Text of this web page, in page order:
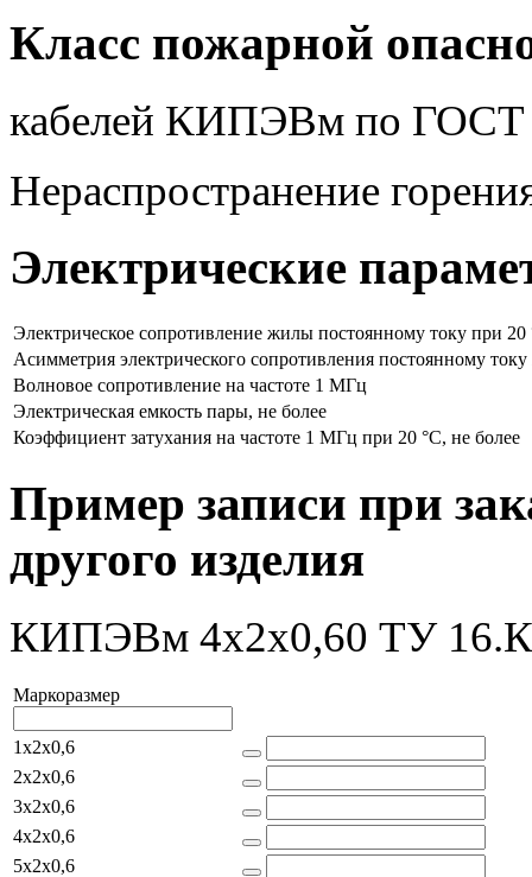
Класс пожарной
кабелей КИПЭВм по
Нераспространение
Электрические
Электрическое сопротивление жилы постоянному току при 20
Асимметрия электрического сопротивления постоянному
Волновое сопротивление на частоте 1 МГц
Электрическая емкость пары, не более
Коэффициент затухания на частоте 1 МГц при 20 °C, не более
Пример записи при
другого изделия
КИПЭВм 4x2x0,60 ТУ
Маркоразмер
1x2x0,6
2x2x0,6
3x2x0,6
4x2x0,6
5x2x0,6